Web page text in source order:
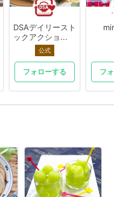
DSAデイリースト
ックアクショ...
公式
フォローする フ